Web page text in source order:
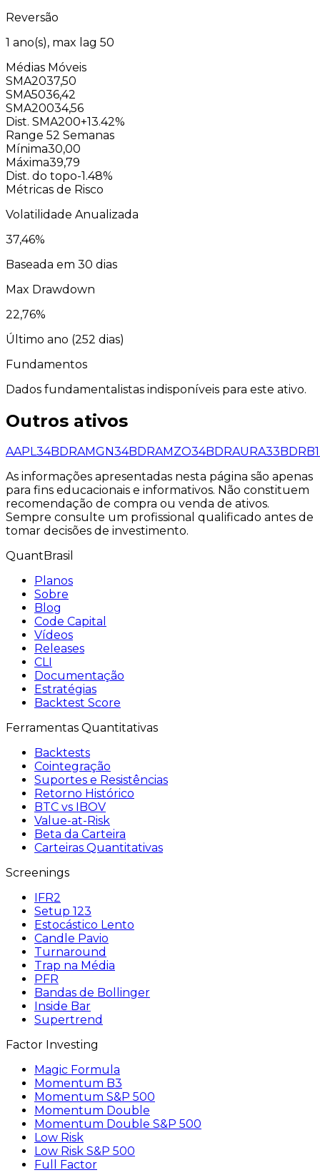
Reversão
1 ano(s), max lag 50
Médias Móveis
SMA2037,50
SMA5036,42
SMA20034,56
Dist. SMA200+13.42%
Range 52 Semanas
Mínima30,00
Máxima39,79
Dist. do topo-1.48%
Métricas de Risco
Volatilidade Anualizada
37,46%
Baseada em 30 dias
Max Drawdown
22,76%
Último ano (252 dias)
Fundamentos
Dados fundamentalistas indisponíveis para este ativo.
Outros ativos
AAPL34BDRAMGN34BDRAMZO34BDRAURA33 BDR
As informações apresentadas nesta página são apenas
para fins educacionais e informativos. Não constituem
recomendação de compra ou venda de ativos.
Sempre consulte um profissional qualificado antes de
tomar decisões de investimento.
QuantBrasil
Planos
Sobre
Blog
Code Capital
Vídeos
Releases
CLI
Documentação
Estratégias
Backtest Score
Ferramentas Quantitativas
Backtests
Cointegração
Suportes e Resistências
Retorno Histórico
BTC vs IBOV
Value-at-Risk
Beta da Carteira
Carteiras Quantitativas
Screenings
IFR2
Setup 123
Estocástico Lento
Candle Pavio
Turnaround
Trap na Média
PFR
Bandas de Bollinger
Inside Bar
Supertrend
Factor Investing
Magic Formula
Momentum B3
Momentum S&P 500
Momentum Double
Momentum Double S&P 500
Low Risk
Low Risk S&P 500
Full Factor